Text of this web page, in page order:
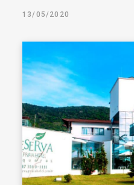
13/05/2020